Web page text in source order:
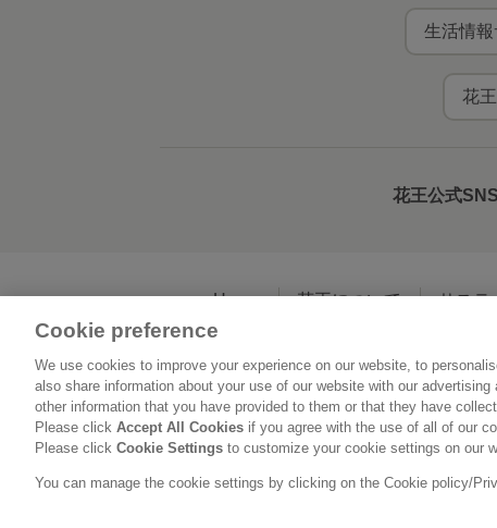
生活情
花
花王公式
Home 花王について サステ
利用規約 花王の
Cookie preference
We use cookies to improve your experience on our website, to
also share information about your use of our website with our
other information that you have provided to them or that they have
Please click Accept All Cookies if you agree with the use of all of our
Please click Cookie Settings to customize your cookie settings on our
You can manage the cookie settings by clicking on the Cookie policy/